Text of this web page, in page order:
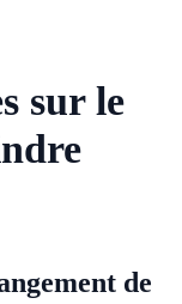
sur le
de